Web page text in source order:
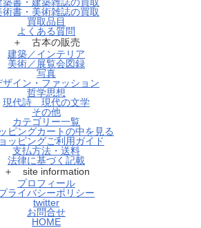
術書・美術雑誌の買取
買取品目
よくある質問
＋ 古本の販売
建築／インテリア
美術／展覧会図録
写真
ザイン・ファッション
哲学思想
現代詩 現代の文学
その他
カテゴリー一覧
ピングカートの中を見る
ッピングご利用ガイド
支払方法・送料
法律に基づく記載
＋ site information
プロフィール
ライバシーポリシー
twitter
お問合せ
HOME